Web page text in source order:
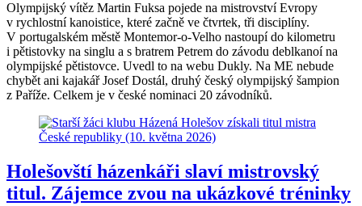
Olympijský vítěz Martin Fuksa pojede na mistrovství Evropy
v rychlostní kanoistice, které začně ve čtvrtek, tři disciplíny.
V portugalském městě Montemor-o-Velho nastoupí do kilometru
i pětistovky na singlu a s bratrem Petrem do závodu deblkanoí na
olympijské pětistovce. Uvedl to na webu Dukly. Na ME nebude
chybět ani kajakář Josef Dostál, druhý český olympijský šampion
z Paříže. Celkem je v české nominaci 20 závodníků.
Holešovští házenkáři slaví mistrovský
titul. Zájemce zvou na ukázkové tréninky